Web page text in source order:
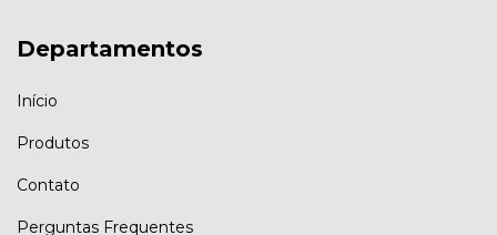
Departamentos
Início
Produtos
Contato
Perguntas Frequentes